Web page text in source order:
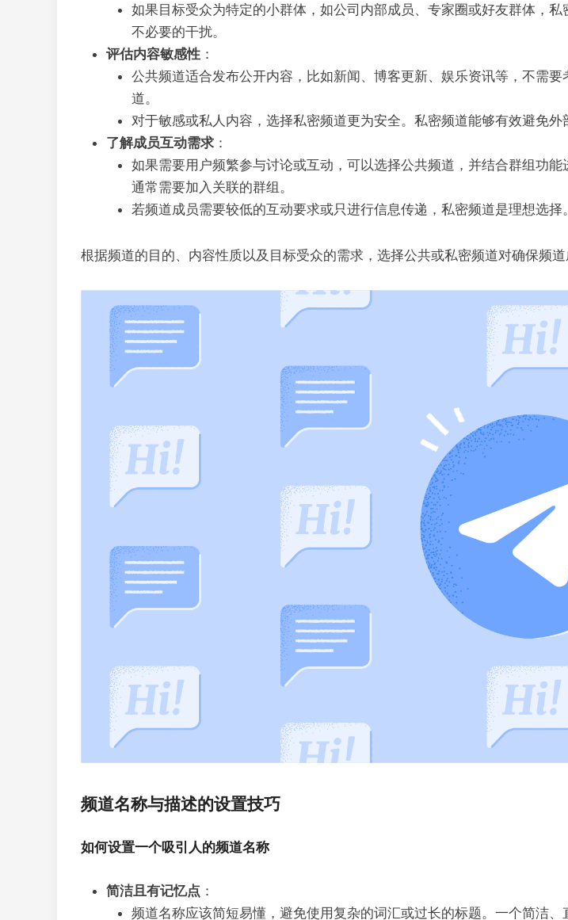
如果目标受众为特定的小群体，如公司内部成员、专家圈或好友群体，
不必要的干扰。
评估内容敏感性 ：
公共频道适合发布公开内容，比如新闻、博客更新、娱乐资讯等，不需
道。
对于敏感或私人内容，选择私密频道更为安全。私密频道能够有效避免
了解成员互动需求 ：
如果需要用户频繁参与讨论或互动，可以选择公共频道，并结合群组功
通常需要加入关联的群组。
若频道成员需要较低的互动要求或只进行信息传递，私密频道是理想选
根据频道的目的、内容性质以及目标受众的需求，选择公共或私密频道对确保频道
频道名称与描述的设置技巧
如何设置一个吸引人的频道名称
简洁且有记忆点 ：
频道名称应该简短易懂，避免使用复杂的词汇或过长的标题。一个简洁